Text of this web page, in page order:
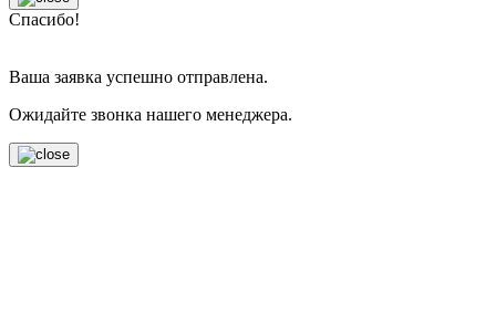
Спасибо!
Ваша заявка успешно отправлена.
Ожидайте звонка нашего менеджера.